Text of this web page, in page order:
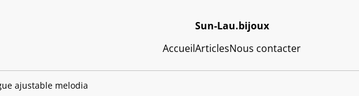
Sun-Lau.bijoux
AccueilArticlesNous contacter
ajustable melodia